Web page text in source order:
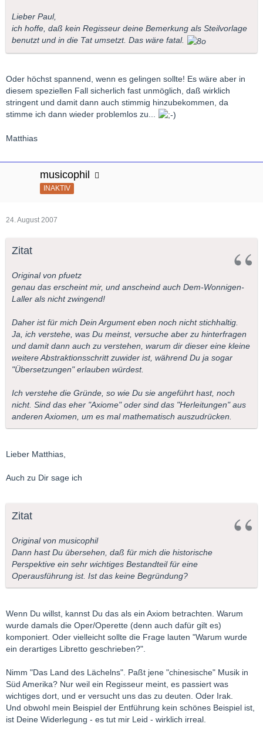
Lieber Paul,
ich hoffe, daß kein Regisseur deine Bemerkung als Steilvorlage
benutzt und in die Tat umsetzt. Das wäre fatal.
Oder höchst spannend, wenn es gelingen sollte! Es wäre aber in
diesem speziellen Fall sicherlich fast unmöglich, daß wirklich
stringent und damit dann auch stimmig hinzubekommen, da
stimme ich dann wieder problemlos zu...
Matthias
musicophil
INAKTIV
24. August 2007
Zitat
Original von pfuetz
genau das erscheint mir, und anscheind auch Dem-Wonnigen-
Laller als nicht zwingend!
Daher ist für mich Dein Argument eben noch nicht stichhaltig.
Ja, ich verstehe, was Du meinst, versuche aber zu hinterfragen
und damit dann auch zu verstehen, warum dir dieser eine kleine
weitere Abstraktionsschritt zuwider ist, während Du ja sogar
"Übersetzungen" erlauben würdest.
Ich verstehe die Gründe, so wie Du sie angeführt hast, noch
nicht. Sind das eher "Axiome" oder sind das "Herleitungen" aus
anderen Axiomen, um es mal mathematisch auszudrücken.
Lieber Matthias,
Auch zu Dir sage ich
Zitat
Original von musicophil
Dann hast Du übersehen, daß für mich die historische
Perspektive ein sehr wichtiges Bestandteil für eine
Operausführung ist. Ist das keine Begründung?
Wenn Du willst, kannst Du das als ein Axiom betrachten. Warum
wurde damals die Oper/Operette (denn auch dafür gilt es)
komponiert. Oder vielleicht sollte die Frage lauten "Warum wurde
ein derartiges Libretto geschrieben?".
Nimm "Das Land des Lächelns". Paßt jene "chinesische" Musik in
Süd Amerika? Nur weil ein Regisseur meint, es passiert was
wichtiges dort, und er versucht uns das zu deuten. Oder Irak.
Und obwohl mein Beispiel der Entführung kein schönes Beispiel ist,
ist Deine Widerlegung - es tut mir Leid - wirklich irreal.